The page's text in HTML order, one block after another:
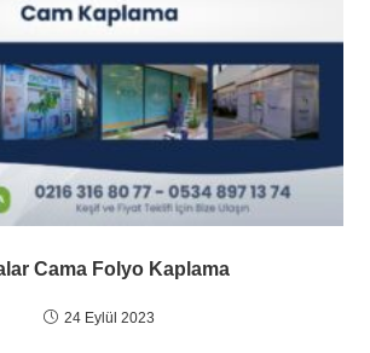
Cama Folyo Kaplama
24 Eylül 2023